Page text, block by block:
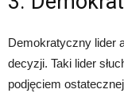
Demokratyczny lider
decyzji. Taki lider
podjęciem